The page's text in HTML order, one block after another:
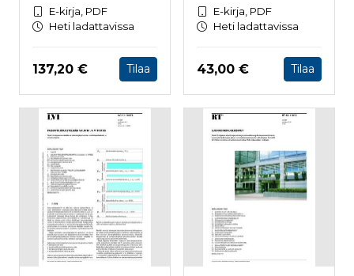
E-kirja, PDF
Heti ladattavissa
Hinta nyt
137,20 € Tilaa
E-kirja, PDF
Heti ladattavissa
Hinta nyt
43,00 € Tilaa